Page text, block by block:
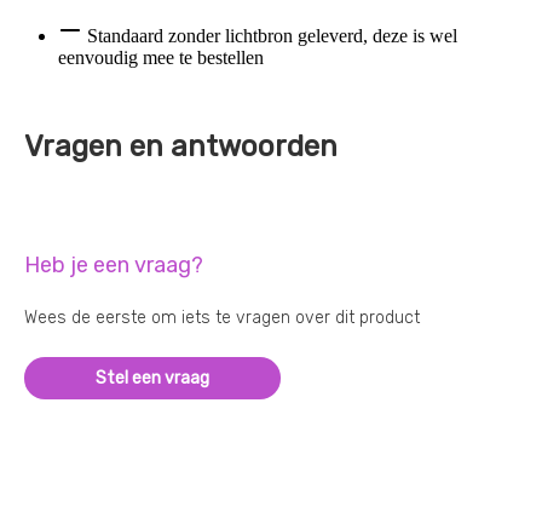
Standaard zonder lichtbron geleverd, deze is wel
eenvoudig mee te bestellen
Vragen en antwoorden
Heb je een vraag?
Wees de eerste om iets te vragen over dit product
Stel een vraag